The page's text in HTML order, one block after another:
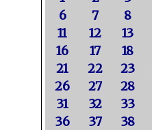
6
7 8
11
12 13
16
17 18
21
22 23
26
27 28
31
32 33
36
37 38